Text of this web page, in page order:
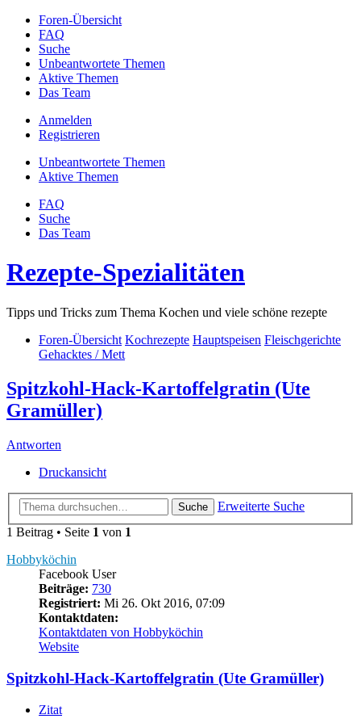
Foren-Übersicht
FAQ
Suche
Unbeantwortete Themen
Aktive Themen
Das Team
Anmelden
Registrieren
Unbeantwortete Themen
Aktive Themen
FAQ
Suche
Das Team
Rezepte-Spezialitäten
Tipps und Tricks zum Thema Kochen und viele schöne rezepte
Foren-Übersicht Kochrezepte Hauptspeisen Fleischgerichte
Gehacktes / Mett
Spitzkohl-Hack-Kartoffelgratin (Ute
Gramüller)
Antworten
Druckansicht
Suche
Erweiterte Suche
1 Beitrag • Seite 1 von 1
Hobbyköchin
Facebook User
Beiträge: 730
Registriert: Mi 26. Okt 2016, 07:09
Kontaktdaten:
Kontaktdaten von Hobbyköchin
Website
Spitzkohl-Hack-Kartoffelgratin (Ute Gramüller)
Zitat